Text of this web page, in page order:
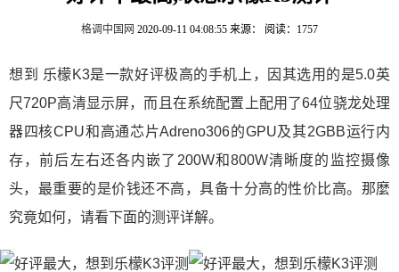
格调中国网 2020-09-11 04:08:55 来源： 阅读：1757
想到 乐檬K3是一款好评极高的手机上，因其选用的是5.0英
尺720P高清显示屏，而且在系统配置上配用了64位骁龙处理
器四核CPU和高通芯片Adreno306的GPU及其2GBB运行内
存，前后左右还各内嵌了200W和800W清晰度的监控摄像
头，最重要的是价钱还不高，具备十分高的性价比高。那麼
究竟如何，请看下面的测评详解。